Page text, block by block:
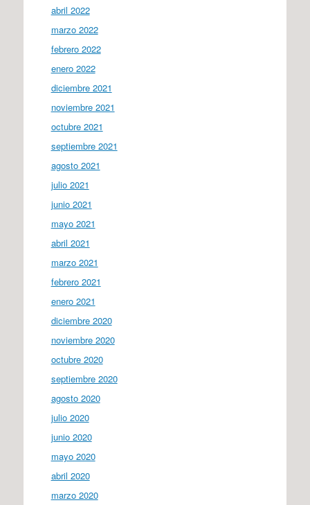
abril 2022
marzo 2022
febrero 2022
enero 2022
diciembre 2021
noviembre 2021
octubre 2021
septiembre 2021
agosto 2021
julio 2021
junio 2021
mayo 2021
abril 2021
marzo 2021
febrero 2021
enero 2021
diciembre 2020
noviembre 2020
octubre 2020
septiembre 2020
agosto 2020
julio 2020
junio 2020
mayo 2020
abril 2020
marzo 2020